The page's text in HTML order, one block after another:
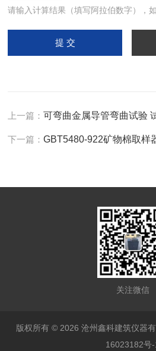
请输入计算结果（填写阿拉伯数字），
上一篇：可弯曲金属导管弯曲试验
下一篇：GBT5480-922矿物棉取样
关注微信
版权所有 © 2026 沧州鑫科建筑仪器
16023182号-